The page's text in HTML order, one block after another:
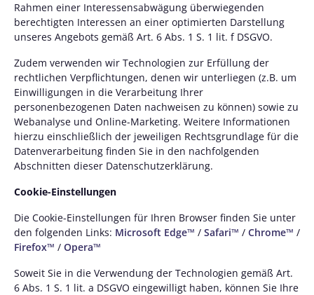
Rahmen einer Interessensabwägung überwiegenden
berechtigten Interessen an einer optimierten Darstellung
unseres Angebots gemäß Art. 6 Abs. 1 S. 1 lit. f DSGVO.
Zudem verwenden wir Technologien zur Erfüllung der
rechtlichen Verpflichtungen, denen wir unterliegen (z.B. um
Einwilligungen in die Verarbeitung Ihrer
personenbezogenen Daten nachweisen zu können) sowie zu
Webanalyse und Online-Marketing. Weitere Informationen
hierzu einschließlich der jeweiligen Rechtsgrundlage für die
Datenverarbeitung finden Sie in den nachfolgenden
Abschnitten dieser Datenschutzerklärung.
Cookie-Einstellungen
Die Cookie-Einstellungen für Ihren Browser finden Sie unter
den folgenden Links: Microsoft Edge™ / Safari™ / Chrome™ /
Firefox™ / Opera™
Soweit Sie in die Verwendung der Technologien gemäß Art.
6 Abs. 1 S. 1 lit. a DSGVO eingewilligt haben, können Sie Ihre